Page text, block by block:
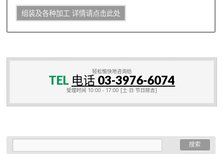
组装及各种加工 详情请点击此处
轻松愉快地咨询给
TEL 电话 03-3976-6074
受理时间 10:00 - 17:00 [土·日·节日除去]